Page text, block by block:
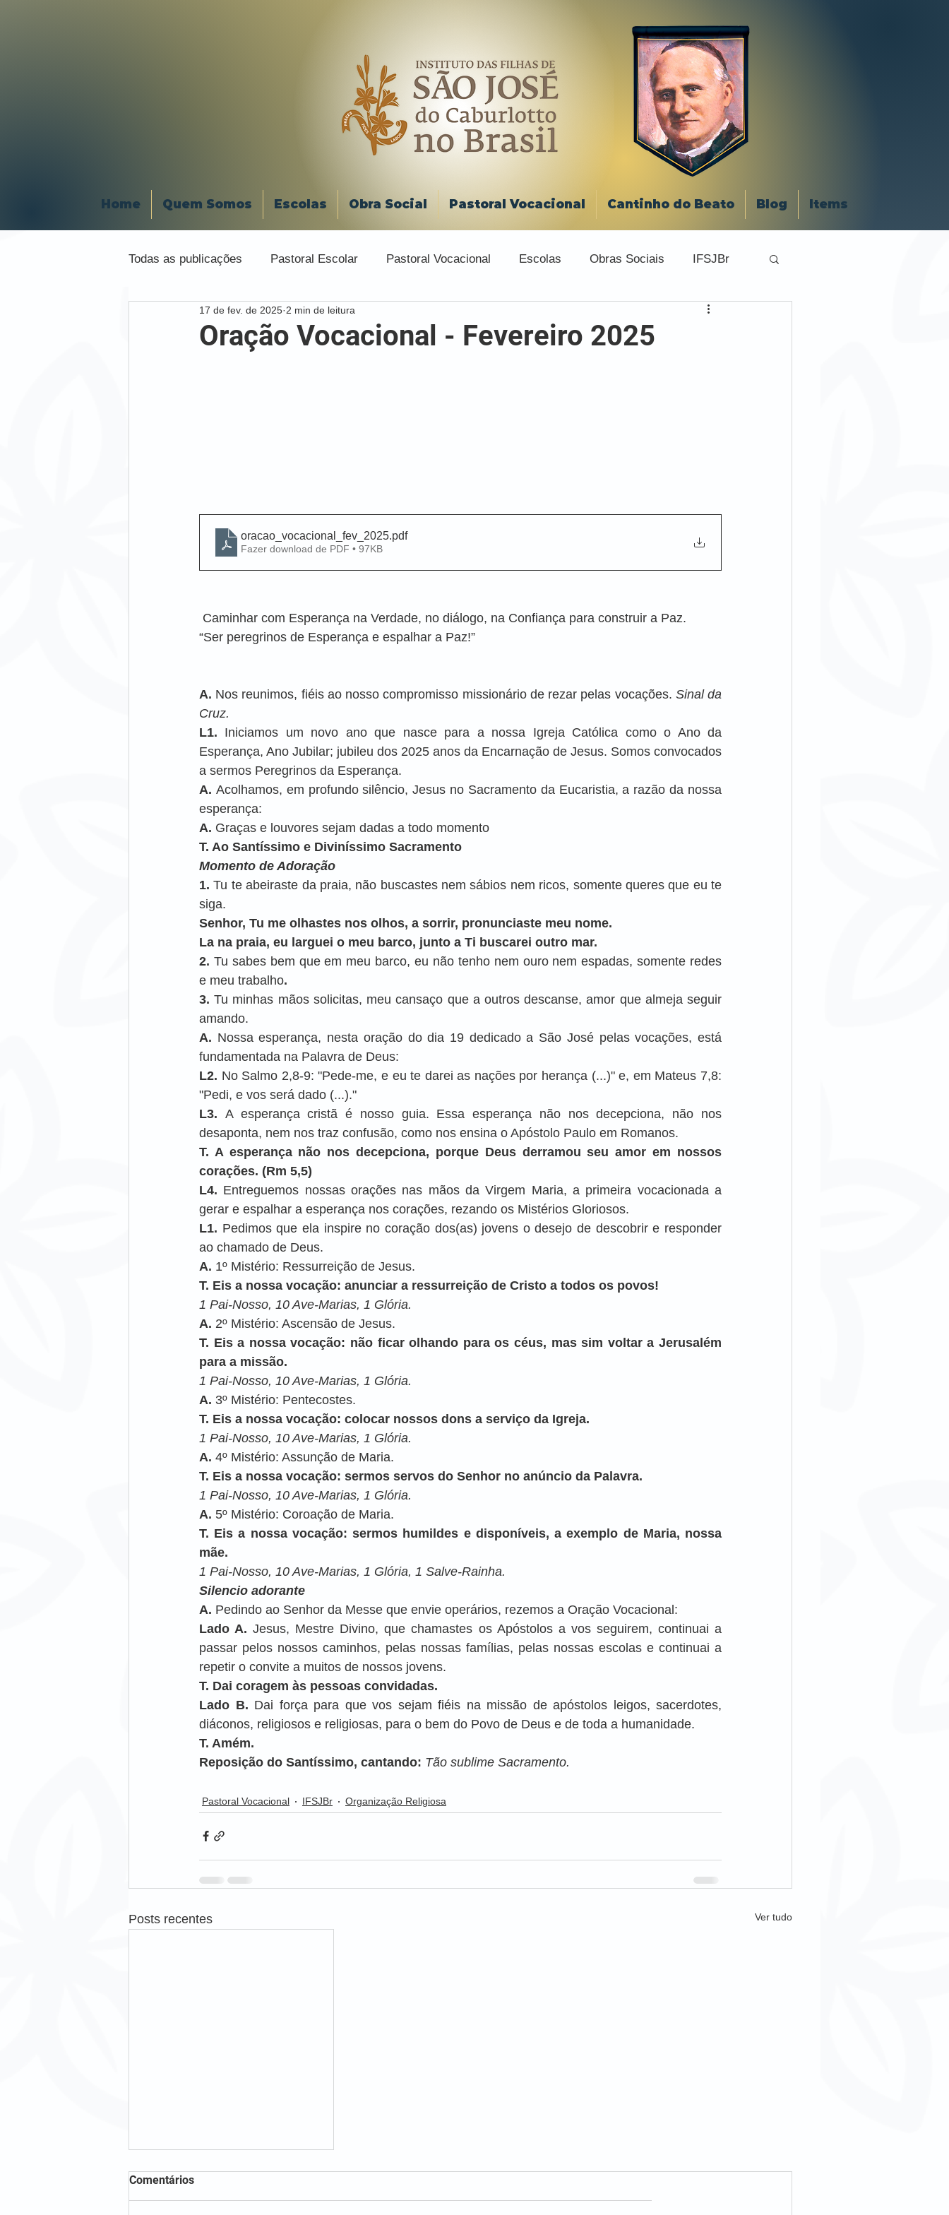
Home Quem Somos Escolas Obra Social Pastoral Vocacional Cantinho do Beato Blog Items
Todas as publicações Pastoral Escolar Pastoral Vocacional Escolas Obras Sociais IFSJBr
Organização Religiosa
Oração Vocacional - Fevereiro 2025
17 de fev. de 2025 2 min de leitura
oracao_vocacional_fev_2025.pdf
Fazer download de PDF • 97KB
Caminhar com Esperança na Verdade, no diálogo, na Confiança para construir a Paz.
“Ser peregrinos de Esperança e espalhar a Paz!”
A. Nos reunimos, fiéis ao nosso compromisso missionário de rezar pelas vocações. Sinal da
Cruz.
L1. Iniciamos um novo ano que nasce para a nossa Igreja Católica como o Ano da
Esperança, Ano Jubilar; jubileu dos 2025 anos da Encarnação de Jesus. Somos convocados
a sermos Peregrinos da Esperança.
A. Acolhamos, em profundo silêncio, Jesus no Sacramento da Eucaristia, a razão da nossa
esperança:
A. Graças e louvores sejam dadas a todo momento
T. Ao Santíssimo e Diviníssimo Sacramento
Momento de Adoração
1. Tu te abeiraste da praia, não buscastes nem sábios nem ricos, somente queres que eu te
siga.
Senhor, Tu me olhastes nos olhos, a sorrir, pronunciaste meu nome.
La na praia, eu larguei o meu barco, junto a Ti buscarei outro mar.
2. Tu sabes bem que em meu barco, eu não tenho nem ouro nem espadas, somente redes
e meu trabalho.
3. Tu minhas mãos solicitas, meu cansaço que a outros descanse, amor que almeja seguir
amando.
A. Nossa esperança, nesta oração do dia 19 dedicado a São José pelas vocações, está
fundamentada na Palavra de Deus:
L2. No Salmo 2,8-9: "Pede-me, e eu te darei as nações por herança (...)" e, em Mateus 7,8:
"Pedi, e vos será dado (...)."
L3. A esperança cristã é nosso guia. Essa esperança não nos decepciona, não nos
desaponta, nem nos traz confusão, como nos ensina o Apóstolo Paulo em Romanos.
T. A esperança não nos decepciona, porque Deus derramou seu amor em nossos
corações. (Rm 5,5)
L4. Entreguemos nossas orações nas mãos da Virgem Maria, a primeira vocacionada a
gerar e espalhar a esperança nos corações, rezando os Mistérios Gloriosos.
L1. Pedimos que ela inspire no coração dos(as) jovens o desejo de descobrir e responder
ao chamado de Deus.
A. 1º Mistério: Ressurreição de Jesus.
T. Eis a nossa vocação: anunciar a ressurreição de Cristo a todos os povos!
1 Pai-Nosso, 10 Ave-Marias, 1 Glória.
A. 2º Mistério: Ascensão de Jesus.
T. Eis a nossa vocação: não ficar olhando para os céus, mas sim voltar a Jerusalém
para a missão.
1 Pai-Nosso, 10 Ave-Marias, 1 Glória.
A. 3º Mistério: Pentecostes.
T. Eis a nossa vocação: colocar nossos dons a serviço da Igreja.
1 Pai-Nosso, 10 Ave-Marias, 1 Glória.
A. 4º Mistério: Assunção de Maria.
T. Eis a nossa vocação: sermos servos do Senhor no anúncio da Palavra.
1 Pai-Nosso, 10 Ave-Marias, 1 Glória.
A. 5º Mistério: Coroação de Maria.
T. Eis a nossa vocação: sermos humildes e disponíveis, a exemplo de Maria, nossa
mãe.
1 Pai-Nosso, 10 Ave-Marias, 1 Glória, 1 Salve-Rainha.
Silencio adorante
A. Pedindo ao Senhor da Messe que envie operários, rezemos a Oração Vocacional:
Lado A. Jesus, Mestre Divino, que chamastes os Apóstolos a vos seguirem, continuai a
passar pelos nossos caminhos, pelas nossas famílias, pelas nossas escolas e continuai a
repetir o convite a muitos de nossos jovens.
T. Dai coragem às pessoas convidadas.
Lado B. Dai força para que vos sejam fiéis na missão de apóstolos leigos, sacerdotes,
diáconos, religiosos e religiosas, para o bem do Povo de Deus e de toda a humanidade.
T. Amém.
Reposição do Santíssimo, cantando: Tão sublime Sacramento.
Pastoral Vocacional IFSJBr Organização Religiosa
Posts recentes Ver tudo
Comentários